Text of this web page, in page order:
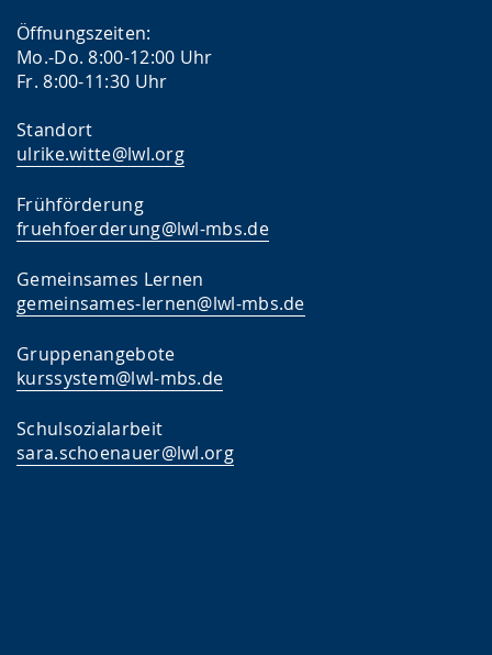
Öffnungszeiten:
Mo.-Do. 8:00-12:00 Uhr
Fr. 8:00-11:30 Uhr
Standort
ulrike.witte@lwl.org
Frühförderung
fruehfoerderung@lwl-mbs.de
Gemeinsames Lernen
gemeinsames-lernen@lwl-mbs.de
Gruppenangebote
kurssystem@lwl-mbs.de
Schulsozialarbeit
sara.schoenauer@lwl.org